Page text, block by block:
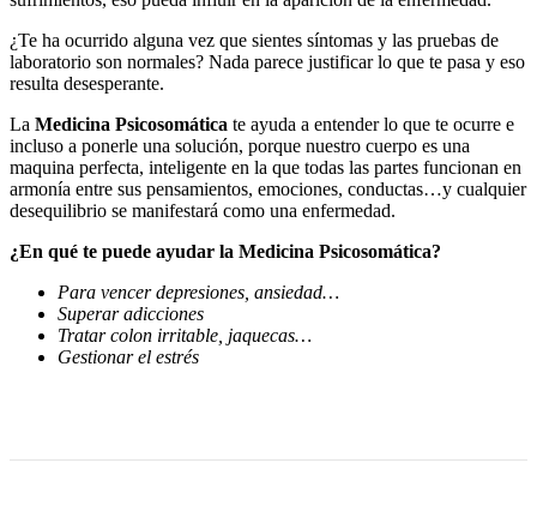
¿Te ha ocurrido alguna vez que sientes síntomas y las pruebas de
laboratorio son normales? Nada parece justificar lo que te pasa y eso
resulta desesperante.
La Medicina Psicosomática te ayuda a entender lo que te ocurre e
incluso a ponerle una solución, porque nuestro cuerpo es una
maquina perfecta, inteligente en la que todas las partes funcionan en
armonía entre sus pensamientos, emociones, conductas…y cualquier
desequilibrio se manifestará como una enfermedad.
¿En qué te puede ayudar la Medicina Psicosomática?
Para vencer depresiones, ansiedad…
Superar adicciones
Tratar colon irritable, jaquecas…
Gestionar el estrés